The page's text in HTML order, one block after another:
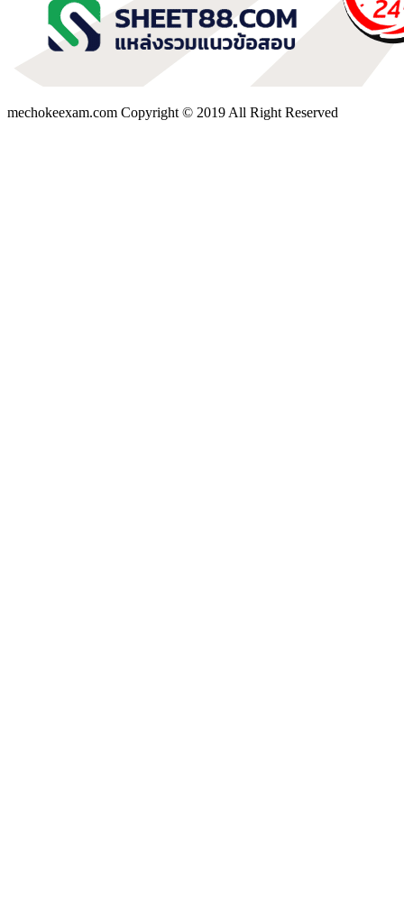
mechokeexam.com Copyright © 2019 All Right Reserved